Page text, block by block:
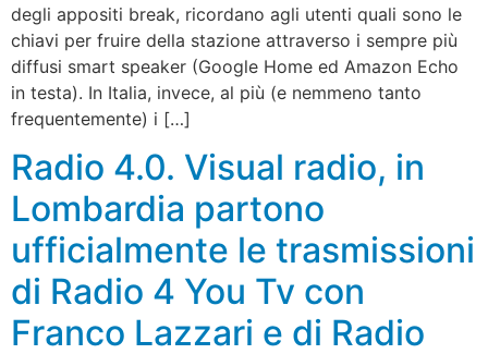
degli appositi break, ricordano agli utenti quali sono le
chiavi per fruire della stazione attraverso i sempre più
diffusi smart speaker (Google Home ed Amazon Echo
in testa). In Italia, invece, al più (e nemmeno tanto
frequentemente) i […]
Radio 4.0. Visual radio, in
Lombardia partono
ufficialmente le trasmissioni
di Radio 4 You Tv con
Franco Lazzari e di Radio